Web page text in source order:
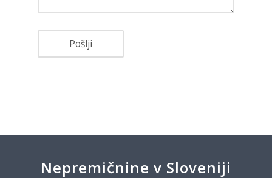
Nepremičnine v Sloveniji